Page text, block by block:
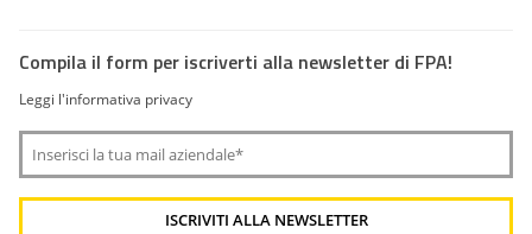
Compila il form per iscriverti alla newsletter di FPA!
Leggi l'informativa privacy